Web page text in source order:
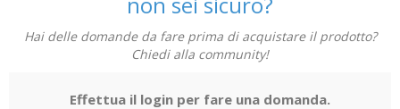
Sodio: 0,05% - Acidi grassi essenziali omega 6: 1,6% ed omega 3:
0,01% - Rame: 2,9 mg/kg
Hai delle domande da fare prima di acquistare il prodotto?
Chiedi alla community!
Effettua il login per fare una domanda.